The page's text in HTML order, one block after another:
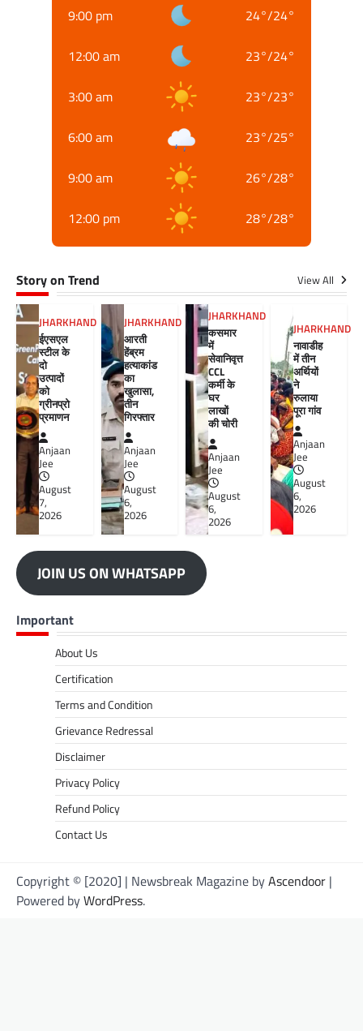
9:00 pm 24°/24°
12:00 am 23°/24°
3:00 am 23°/23°
6:00 am 23°/25°
9:00 am 26°/28°
12:00 pm 28°/28°
Story on Trend View All
JHARKHAND
ईएसएल
स्टील के
दो
उत्पादों
को
ग्रीनप्रो
प्रमाणन
Anjaan
Jee
August
7,
2026
JHARKHAND
आरती
हेंब्रम
हत्याकांड
का
खुलासा,
तीन
गिरफ्तार
Anjaan
Jee
August
6,
2026
JHARKHAND
कसमार
में
सेवानिवृत्त
CCL
कर्मी के
घर
लाखों
की चोरी
Anjaan
Jee
August
6,
2026
JHARKHAND
नावाडीह
में तीन
अर्थियों
ने
रुलाया
पूरा गांव
Anjaan
Jee
August
6,
2026
JOIN US ON WHATSAPP
Important
About Us
Certification
Terms and Condition
Grievance Redressal
Disclaimer
Privacy Policy
Refund Policy
Contact Us
Copyright © [2020] | Newsbreak Magazine byAscendoor |
Powered byWordPress.